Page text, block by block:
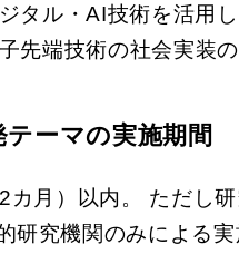
ジタル・AI技術を活用
子先端技術の社会実装
テーマの実施期間
カ月）以内。 ただし
研究機関のみによる